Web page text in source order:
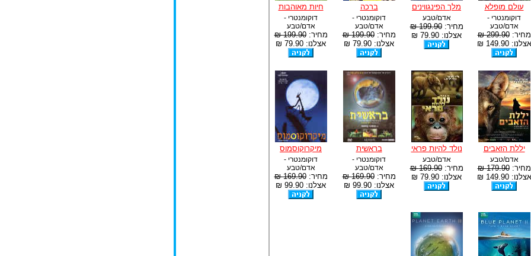
עולם מופלא
דוקומנטרי -
אדם/טבע
מחיר:299.90 ₪
אצלנו: 149.90 ₪
מלך הפינגווינים
אדם/טבע
מחיר:199.90 ₪
אצלנו: 79.90 ₪
ברכה
דוקומנטרי -
אדם/טבע
מחיר:199.90 ₪
אצלנו: 79.90 ₪
חיות מאוהבות
דוקומנטרי -
אדם/טבע
מחיר:199.90 ₪
אצלנו: 79.90 ₪
יללת הזאבים
אדם/טבע
מחיר:179.90 ₪
אצלנו: 149.90 ₪
נולד להיות פראי
אדם/טבע
מחיר:169.90 ₪
אצלנו: 79.90 ₪
בראשית
דוקומנטרי -
אדם/טבע
מחיר:169.90 ₪
אצלנו: 99.90 ₪
מיקרוקוסמוס
דוקומנטרי -
אדם/טבע
מחיר:169.90 ₪
אצלנו: 99.90 ₪